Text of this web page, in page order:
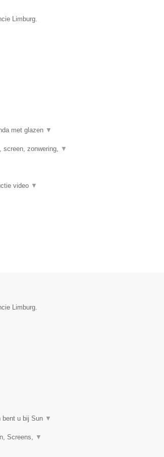
Limburg.
met glazen ▼
screen, zonwering, ▼
video ▼
Limburg.
bent u bij Sun ▼
Screens, ▼